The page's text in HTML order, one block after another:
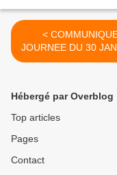
< COMMUNIQUE
JOURNEE DU 30
DES
Guadeloupe, de
Guyane et de la
Hébergé par Overblog
Top articles
Pages
Contact